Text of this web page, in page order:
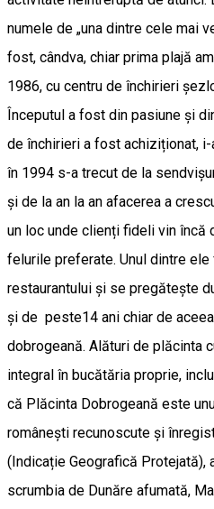
numele de „una dintre cele mai
fost, cândva, chiar prima plajă
1986, cu centru de închirieri
Începutul a fost din pasiune și
de închirieri a fost achiziționat,
în 1994 s-a trecut de la
și de la an la an afacerea a
un loc unde clienți fideli vin încă
felurile preferate. Unul dintre
restaurantului și se pregătește
și de peste14 ani chiar de
dobrogeană. Alături de plăcinta
integral în bucătăria proprie,
că Plăcinta Dobrogeană este
românești recunoscute și
(Indicație Geografică Protejată),
scrumbia de Dunăre afumată,